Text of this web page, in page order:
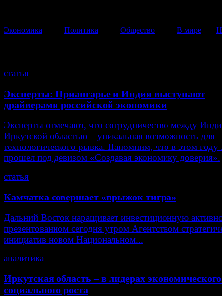
Экономика Политика Общество В мире
статья
Эксперты: Приангарье и Индия выступают
драйверами российской экономики
Эксперты отмечают, что сотрудничество между
Иркутской областью – уникальная возможность для
технологического рывка. Напомним, что в этом
прошел под девизом «Создавая экономику доверия».
статья
Камчатка совершает «прыжок тигра»
Дальний Восток наращивает инвестиционную
презентованном сегодня утром Агентством
инициатив новом Национальном...
аналитика
Иркутская область – в лидерах
социального роста